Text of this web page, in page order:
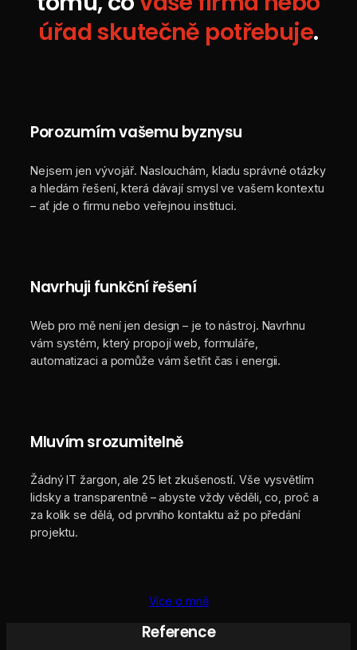
úřad skutečně potřebuje.
Porozumím vašemu byznysu
Nejsem jen vývojář. Naslouchám, kladu správné otázky
a hledám řešení, která dávají smysl ve vašem kontextu
– ať jde o firmu nebo veřejnou instituci.
Navrhuji funkční řešení
Web pro mě není jen design – je to nástroj. Navrhnu
vám systém, který propojí web, formuláře,
automatizaci a pomůže vám šetřit čas i energii.
Mluvím srozumitelně
Žádný IT žargon, ale 25 let zkušeností. Vše vysvětlím
lidsky a transparentně – abyste vždy věděli, co, proč a
za kolik se dělá, od prvního kontaktu až po předání
projektu.
Více o mně
Reference